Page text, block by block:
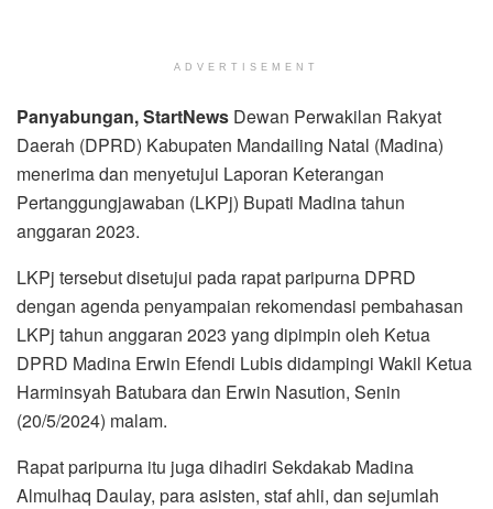
ADVERTISEMENT
Panyabungan, StartNews Dewan Perwakilan Rakyat
Daerah (DPRD) Kabupaten Mandailing Natal (Madina)
menerima dan menyetujui Laporan Keterangan
Pertanggungjawaban (LKPj) Bupati Madina tahun
anggaran 2023.
LKPj tersebut disetujui pada rapat paripurna DPRD
dengan agenda penyampaian rekomendasi pembahasan
LKPj tahun anggaran 2023 yang dipimpin oleh Ketua
DPRD Madina Erwin Efendi Lubis didampingi Wakil Ketua
Harminsyah Batubara dan Erwin Nasution, Senin
(20/5/2024) malam.
Rapat paripurna itu juga dihadiri Sekdakab Madina
Almulhaq Daulay, para asisten, staf ahli, dan sejumlah